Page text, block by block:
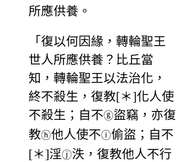
所應供養。
「復以何因緣，轉輪聖王
世人所應供養？比丘當
知，轉輪聖王以法治化，
終不殺生，復教[＊]化人使
不殺生；自不ⓖ盜竊，亦復
教ⓗ他人使不ⓘ偷盜；自不
[＊]淫ⓙ泆，復教他人不行